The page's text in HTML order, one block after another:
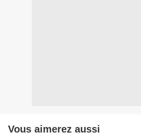
Vous aimerez aussi